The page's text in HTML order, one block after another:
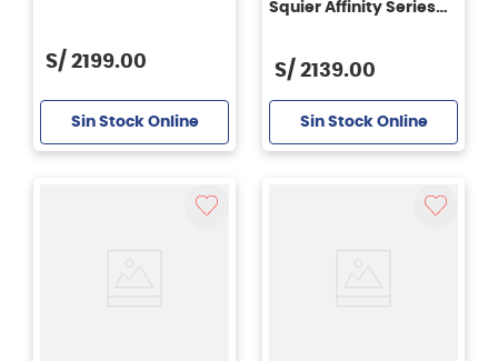
S/ 2199.00
Sin Stock Online
Squier Affinity Series
S/ 2139.00
Sin Stock Online